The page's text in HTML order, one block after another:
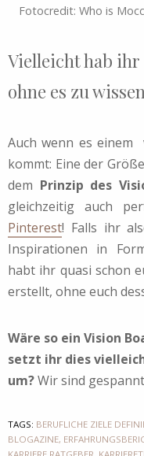
Fotocredit: Who is
Vielleicht hab ihr
ohne es zu
Auch wenn es einem
kommt: Eine der
dem Prinzip des
gleichzeitig auch
Pinterest! Falls ihr
Inspirationen in
habt ihr quasi schon
erstellt, ohne euch
Wäre so ein Vision
setzt ihr dies
um?Wir sind
TAGS: BERUFLICHE ZIELE
BLOGAZINE,